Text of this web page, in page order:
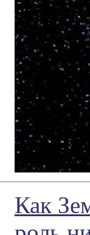
Как